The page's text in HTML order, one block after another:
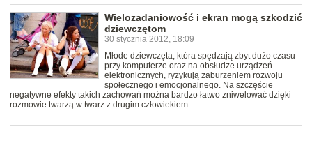
Wielozadaniowość i ekran mogą szkodzić
dziewczętom
30 stycznia 2012, 18:09
Młode dziewczęta, która spędzają zbyt dużo czasu
przy komputerze oraz na obsłudze urządzeń
elektronicznych, ryzykują zaburzeniem rozwoju
społecznego i emocjonalnego. Na szczęście
negatywne efekty takich zachowań można bardzo łatwo zniwelować dzięki
rozmowie twarzą w twarz z drugim człowiekiem.